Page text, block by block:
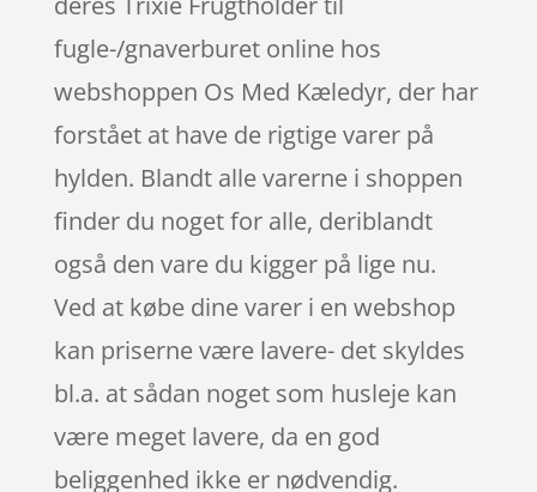
fugle-/gnaverburet online hos
webshoppen Os Med Kæledyr, der har
forstået at have de rigtige varer på
hylden. Blandt alle varerne i shoppen
finder du noget for alle, deriblandt
også den vare du kigger på lige nu.
Ved at købe dine varer i en webshop
kan priserne være lavere- det skyldes
bl.a. at sådan noget som husleje kan
være meget lavere, da en god
beliggenhed ikke er nødvendig.